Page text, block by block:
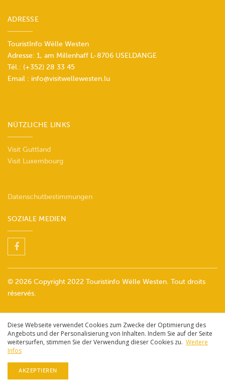
ADRESSE
TouristInfo Wëlle Westen
Adresse: 1, am Millenhaff L-8706 USELDANGE
Tél.: (+352) 28 33 45
Email : info@visitwellewesten.lu
NÜTZLICHE LINKS
Visit Guttland
Visit Luxembourg
Datenschutbestimmungen
SOZIALE MEDIEN
© 2026 Copyright 2022 Touristinfo Wëlle Westen. Tout droits
réservés.
Diese Webseite verwendet Cookies zum Zwecke der Optimierung des
Angebots und der Personalisierung von Inhalten. Indem Sie auf der Seite
weitersurfen, stimmen Sie der Verwendung dieser Cookies zu. Weitere
Infos
AKZEPTIEREN